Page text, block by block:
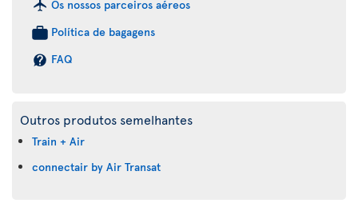
Os nossos parceiros aéreos
Política de bagagens
FAQ
Outros produtos semelhantes
Train + Air
connectair by Air Transat